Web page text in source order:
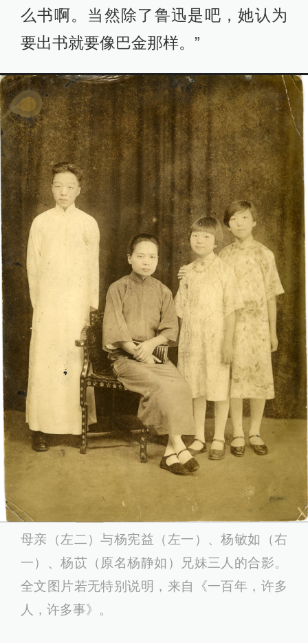
么书啊。当然除了鲁迅是吧，她认为
要出书就要像巴金那样。”
母亲（左二）与杨宪益（左一）、杨敏如（右
一）、杨苡（原名杨静如）兄妹三人的合影。
全文图片若无特别说明，来自《一百年，许多
人，许多事》。